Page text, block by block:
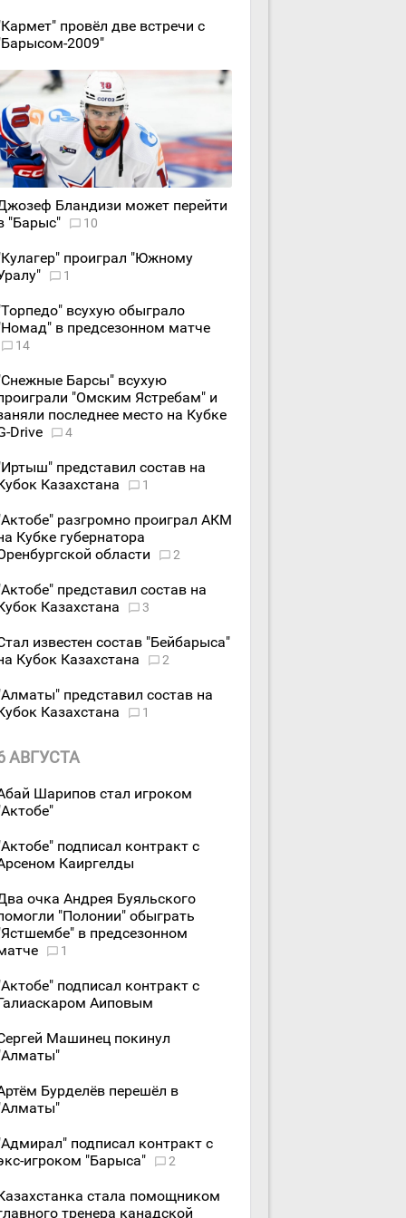
провёл две встречи с
2009"
Бландизи может перейти
"Барыс"
10
проиграл "Южному
1
всухую обыграло
в предсезонном матче
14
Барсы" всухую
"Омским Ястребам" и
последнее место на Кубке
Drive
4
представил состав на
Казахстана
1
разгромно проиграл АКМ
Кубке губернатора
области
2
представил состав на
Казахстана
3
известен состав "Бейбарыса"
Кубок Казахстана
2
представил состав на
Казахстана
1
АВГУСТА
Шарипов стал игроком
подписал контракт с
Каиргелды
очка Андрея Буяльского
"Полонии" обыграть
в предсезонном
1
подписал контракт с
Аиповым
Машинец покинул
Бурделёв перешёл в
подписал контракт с
игроком "Барыса"
2
стала помощником
тренера канадской